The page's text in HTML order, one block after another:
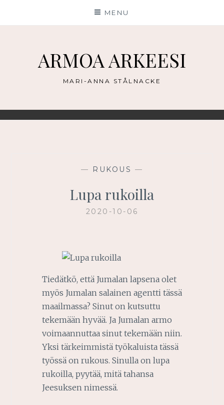
MENU
ARMOA ARKEESI
MARI-ANNA STÅLNACKE
— RUKOUS —
Lupa rukoilla
2020-10-06
Tiedätkö, että Jumalan lapsena olet
myös Jumalan salainen agentti tässä
maailmassa? Sinut on kutsuttu
tekemään hyvää. Ja Jumalan armo
voimaannuttaa sinut tekemään niin.
Yksi tärkeimmistä työkaluista tässä
työssä on rukous. Sinulla on lupa
rukoilla, pyytää, mitä tahansa
Jeesuksen nimessä.